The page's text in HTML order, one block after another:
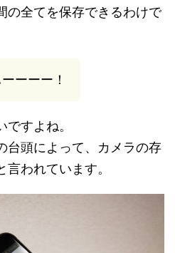
の全てを保存できるわけで
ーーー！
すよね。
台頭によって、カメラの存
われています。